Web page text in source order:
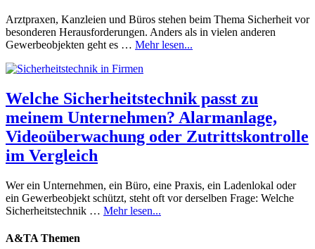
Arztpraxen, Kanzleien und Büros stehen beim Thema Sicherheit vor
besonderen Herausforderungen. Anders als in vielen anderen
Gewerbeobjekten geht es … Mehr lesen...
Welche Sicherheitstechnik passt zu
meinem Unternehmen? Alarmanlage,
Videoüberwachung oder Zutrittskontrolle
im Vergleich
Wer ein Unternehmen, ein Büro, eine Praxis, ein Ladenlokal oder
ein Gewerbeobjekt schützt, steht oft vor derselben Frage: Welche
Sicherheitstechnik … Mehr lesen...
A&TA Themen